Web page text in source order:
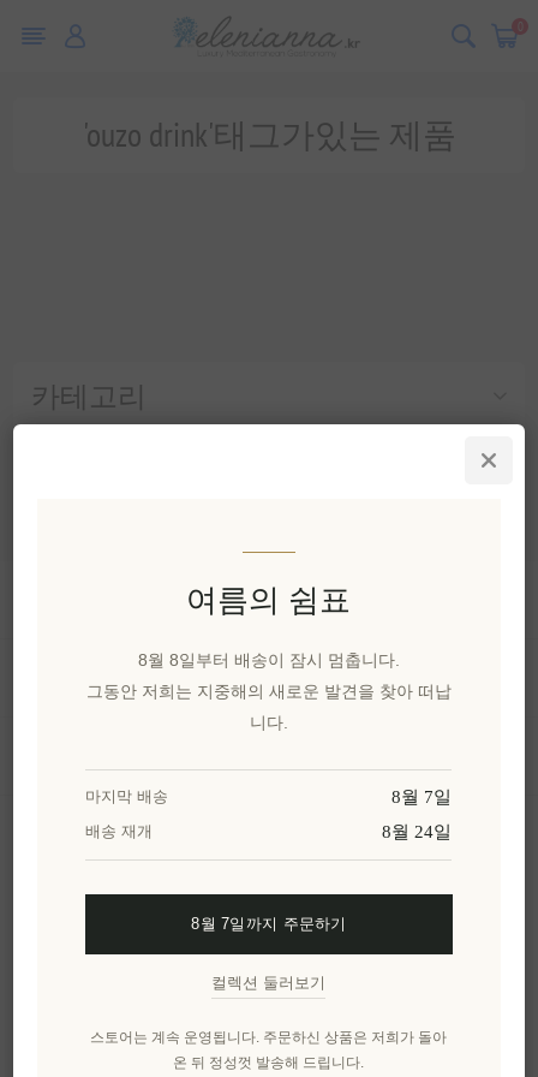
0
카테고리
'ouzo drink'태그가있는 제품
정보
내 계정
여름의 쉼표
8월 8일부터 배송이 잠시 멈춥니다.
그동안 저희는 지중해의 새로운 발견을 찾아 떠납
니다.
마지막 배송 8월 7일
배송 재개 8월 24일
8월 7일까지 주문하기
컬렉션 둘러보기
스토어는 계속 운영됩니다. 주문하신 상품은 저희가 돌아
온 뒤 정성껏 발송해 드립니다.